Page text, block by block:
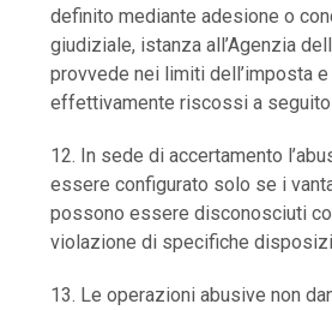
definito mediante adesione o
giudiziale, istanza all’Agenzia
provvede nei limiti dell’imposta
effettivamente riscossi a
12. In sede di accertamento
essere configurato solo se i
possono essere disconosciuti
violazione di specifiche
13. Le operazioni abusive non